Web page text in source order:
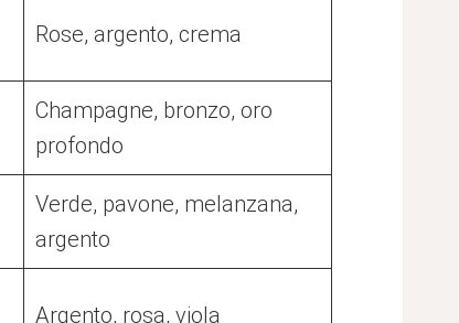
Rose, argento, crema
Champagne, bronzo, oro
profondo
Verde, pavone, melanzana,
argento
Argento, rosa, viola